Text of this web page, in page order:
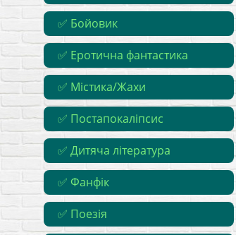
✅ Бойовик
✅ Еротична фантастика
✅ Містика/Жахи
✅ Постапокаліпсис
✅ Дитяча література
✅ Фанфік
✅ Поезія